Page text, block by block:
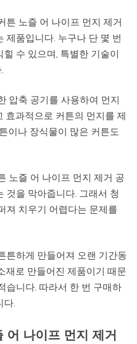
튼 노즐 어 나이프 먼지 제거
제품입니다. 누구나 단 몇 번
수 있으며, 특별한 기술이
압축 공기를 사용하여 먼지
효과적으로 커튼의 먼지를 제
이나 장식물이 많은 커튼도
노즐 어 나이프 먼지 제거 공
것을 막아줍니다. 그래서 청
져 치우기 어렵다는 문제를
튼하게 만들어져 오랜 기간동
재로 만들어진 제품이기 때문
습니다. 따라서 한 번 구매하
다.
어 나이프 먼지 제거